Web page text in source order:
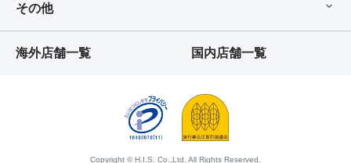
その他
海外店舗一覧 国内店舗一覧
Copyright © H.I.S. Co.,Ltd. All Rights Reserved.